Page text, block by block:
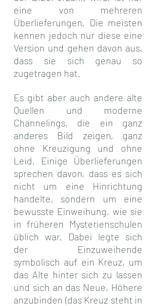
eine von mehreren
Überlieferungen. Die meisten
kennen jedoch nur diese eine
Version und gehen davon aus,
dass sie sich genau so
zugetragen hat.
Es gibt aber auch andere alte
Quellen und moderne
Channelings, die ein ganz
anderes Bild zeigen, ganz
ohne Kreuzigung und ohne
Leid. Einige Überlieferungen
sprechen davon, dass es sich
nicht um eine Hinrichtung
handelte, sondern um eine
bewusste Einweihung, wie sie
in früheren Mysterienschulen
üblich war. Dabei legte sich
der Einzuweihende
symbolisch auf ein Kreuz, um
das Alte hinter sich zu lassen
und sich an das Neue, Höhere
anzubinden (das Kreuz steht in